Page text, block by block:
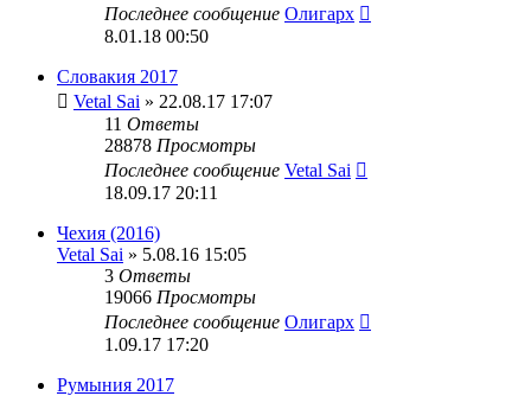
Последнее сообщение Олигарх
8.01.18 00:50
Словакия 2017
Vetal Sai » 22.08.17 17:07
11 Ответы
28878 Просмотры
Последнее сообщение Vetal Sai
18.09.17 20:11
Чехия (2016)
Vetal Sai » 5.08.16 15:05
3 Ответы
19066 Просмотры
Последнее сообщение Олигарх
1.09.17 17:20
Румыния 2017